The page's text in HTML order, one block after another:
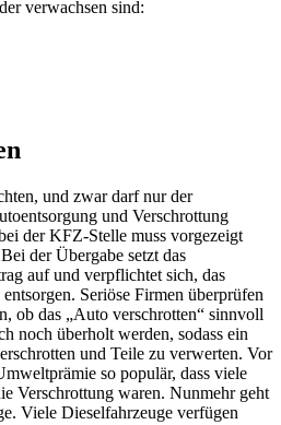
verwachsen sind:
und zwar darf nur der
und Verschrottung
der KFZ-Stelle muss vorgezeigt
der Übergabe setzt das
auf und verpflichtet sich, das
Seriöse Firmen überprüfen
ob das „Auto verschrotten“ sinnvoll
noch überholt werden, sodass ein
und Teile zu verwerten. Vor
so populär, dass viele
Verschrottung waren. Nunmehr geht
Viele Dieselfahrzeuge verfügen